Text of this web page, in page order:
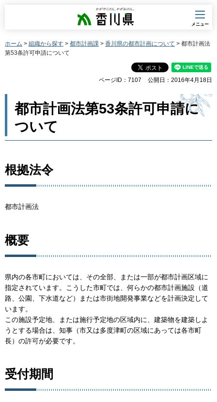
香川県
メニュー
ホーム > 組織から探す > 都市計画課 > 香川県の都市計画について > 都市計画法
第53条許可申請について
ページID：7107 公開日：2016年4月18日
都市計画法第53条許可申請に
ついて
根拠法令
都市計画法
概要
県内の各市町においては、その全部、または一部が都市計画区域に
指定されています。こうした市町では、何らかの都市計画施設（道
路、公園、下水道など）または市街地開発事業などを計画決定して
います。
この施設予定地、または施行予定地の区域内に、建築物を建築しよ
うとする場合は、知事（市又は多度津町の区域にあっては各市町
長）の許可が必要です。
受付期間